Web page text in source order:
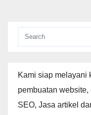
Kami siap melayani
pembuatan
SEO, Jasa artikel